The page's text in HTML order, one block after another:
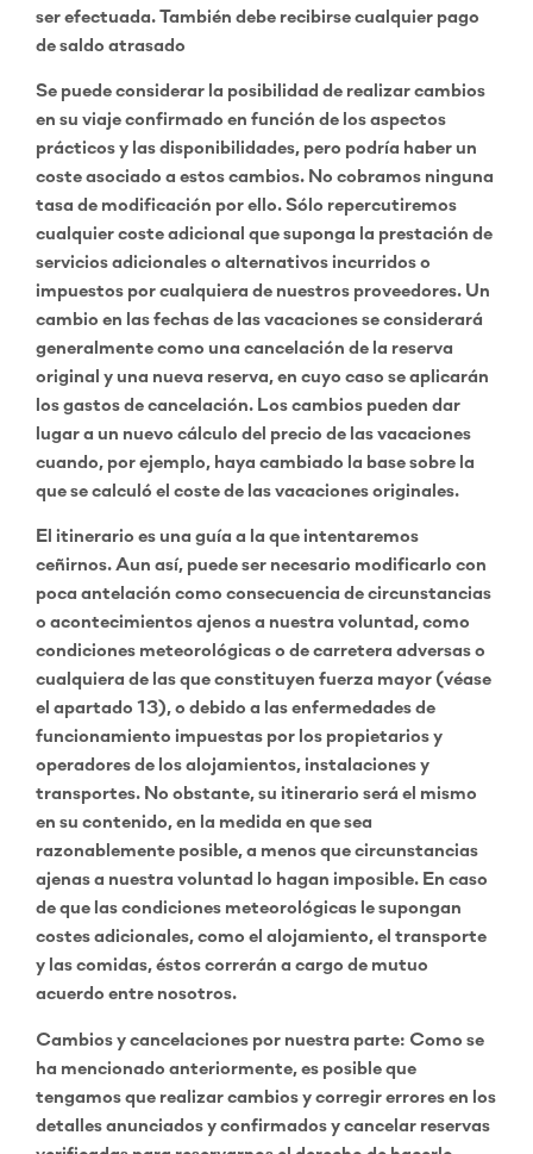
ser efectuada. También debe recibirse cualquier pago
de saldo atrasado
Se puede considerar la posibilidad de realizar cambios
en su viaje confirmado en función de los aspectos
prácticos y las disponibilidades, pero podría haber un
coste asociado a estos cambios. No cobramos ninguna
tasa de modificación por ello. Sólo repercutiremos
cualquier coste adicional que suponga la prestación de
servicios adicionales o alternativos incurridos o
impuestos por cualquiera de nuestros proveedores. Un
cambio en las fechas de las vacaciones se considerará
generalmente como una cancelación de la reserva
original y una nueva reserva, en cuyo caso se aplicarán
los gastos de cancelación. Los cambios pueden dar
lugar a un nuevo cálculo del precio de las vacaciones
cuando, por ejemplo, haya cambiado la base sobre la
que se calculó el coste de las vacaciones originales.
El itinerario es una guía a la que intentaremos
ceñirnos. Aun así, puede ser necesario modificarlo con
poca antelación como consecuencia de circunstancias
o acontecimientos ajenos a nuestra voluntad, como
condiciones meteorológicas o de carretera adversas o
cualquiera de las que constituyen fuerza mayor (véase
el apartado 13), o debido a las enfermedades de
funcionamiento impuestas por los propietarios y
operadores de los alojamientos, instalaciones y
transportes. No obstante, su itinerario será el mismo
en su contenido, en la medida en que sea
razonablemente posible, a menos que circunstancias
ajenas a nuestra voluntad lo hagan imposible. En caso
de que las condiciones meteorológicas le supongan
costes adicionales, como el alojamiento, el transporte
y las comidas, éstos correrán a cargo de mutuo
acuerdo entre nosotros.
Cambios y cancelaciones por nuestra parte: Como se
ha mencionado anteriormente, es posible que
tengamos que realizar cambios y corregir errores en los
detalles anunciados y confirmados y cancelar reservas